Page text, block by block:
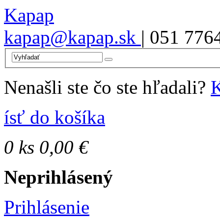
Kapap
kapap@kapap.sk | 051
Nenašli ste čo ste hľadali?
ísť do košíka
0 ks 0,00 €
Neprihlásený
Prihlásenie